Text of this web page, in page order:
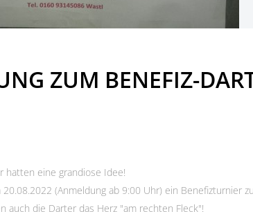
ZUM BENEFIZ-
hatten eine grandiose Idee!
20.08.2022 (Anmeldung ab 9:00 Uhr) ein Benefizturnier
auch die Darter das Herz "am rechten Fleck"!